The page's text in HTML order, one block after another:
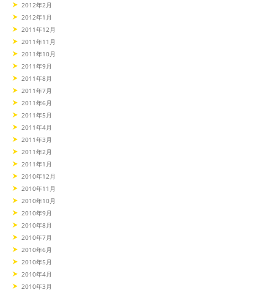
2012年2月
2012年1月
2011年12月
2011年11月
2011年10月
2011年9月
2011年8月
2011年7月
2011年6月
2011年5月
2011年4月
2011年3月
2011年2月
2011年1月
2010年12月
2010年11月
2010年10月
2010年9月
2010年8月
2010年7月
2010年6月
2010年5月
2010年4月
2010年3月